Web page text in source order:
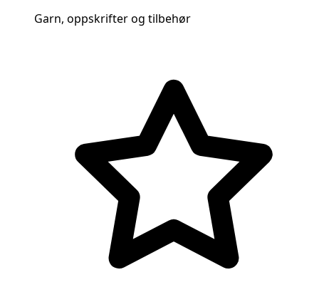
Garn, oppskrifter og tilbehør